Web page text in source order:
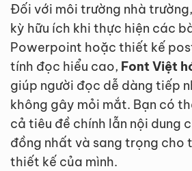
Đối với môi trường nhà
kỳ hữu ích khi thực hiện các
Powerpoint hoặc thiết kế
tính đọc hiểu cao, Font Việt
giúp người đọc dễ dàng tiếp
không gây mỏi mắt. Bạn có
cả tiêu đề chính lẫn nội dung
đồng nhất và sang trọng cho
thiết kế của mình.